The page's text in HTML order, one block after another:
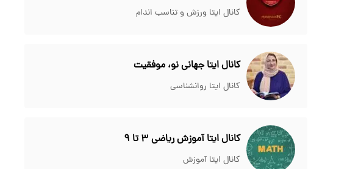
کانال ایتا ورزش و تناسب اندام
کانال ایتا جهانی نو، موفقیت
کانال ایتا روانشناسی
کانال ایتا آموزش ریاضی 3 تا 9
کانال ایتا آموزش